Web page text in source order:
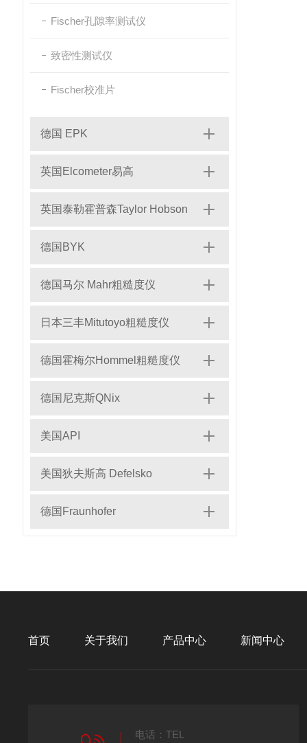
Fischer孔隙率测试仪
致密性测试仪
Fischer校准片
德国 EPK
英国Elcometer易高
英国泰勒霍普森Taylor Hobson
德国BYK
德国马尔 Mahr粗糙度仪
日本三丰Mitutoyo粗糙度仪
德国霍梅尔Hommel粗糙度仪
德国尼克斯QNix
美国API
美国狄夫斯高 Defelsko
德国Fraunhofer
首页 关于我们 产品中心 新闻中心
电话：TEL